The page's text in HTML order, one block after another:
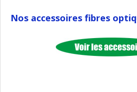
Nos accessoires fibres